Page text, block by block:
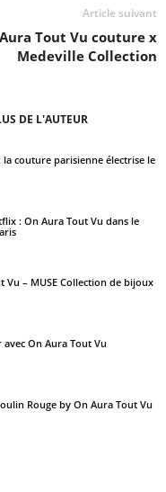
Article suivant
Tout Vu couture x
Medeville Collection
DE L'AUTEUR
la couture parisienne électrise le
: On Aura Tout Vu dans le
– MUSE Collection de bijoux
On Aura Tout Vu
Rouge by On Aura Tout Vu